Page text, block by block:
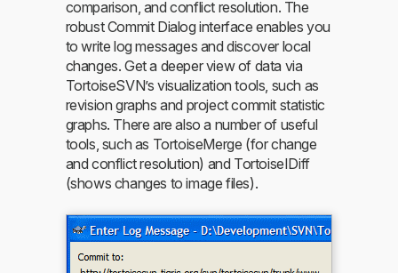
comparison, and conflict resolution. The
robust Commit Dialog interface enables you
to write log messages and discover local
changes. Get a deeper view of data via
TortoiseSVN’s visualization tools, such as
revision graphs and project commit statistic
graphs. There are also a number of useful
tools, such as TortoiseMerge (for change
and conflict resolution) and TortoiseIDiff
(shows changes to image files).